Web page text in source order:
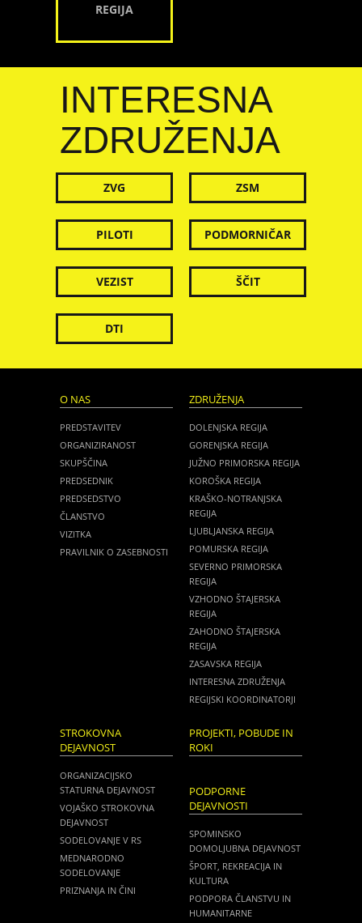
REGIJA
INTERESNA
ZDRUŽENJA
ZVG ZSM
PILOTI PODMORNIČAR
VEZIST ŠČIT
DTI
O NAS
PREDSTAVITEV
ORGANIZIRANOST
SKUPŠČINA
PREDSEDNIK
PREDSEDSTVO
ČLANSTVO
VIZITKA
PRAVILNIK O ZASEBNOSTI
ZDRUŽENJA
DOLENJSKA REGIJA
GORENJSKA REGIJA
JUŽNO PRIMORSKA REGIJA
KOROŠKA REGIJA
KRAŠKO-NOTRANJSKA
REGIJA
LJUBLJANSKA REGIJA
POMURSKA REGIJA
SEVERNO PRIMORSKA
REGIJA
VZHODNO ŠTAJERSKA
REGIJA
ZAHODNO ŠTAJERSKA
REGIJA
ZASAVSKA REGIJA
INTERESNA ZDRUŽENJA
REGIJSKI KOORDINATORJI
STROKOVNA
DEJAVNOST
ORGANIZACIJSKO
STATURNA DEJAVNOST
VOJAŠKO STROKOVNA
DEJAVNOST
SODELOVANJE V RS
MEDNARODNO
SODELOVANJE
PRIZNANJA IN ČINI
PROJEKTI, POBUDE IN
ROKI
PODPORNE
DEJAVNOSTI
SPOMINSKO
DOMOLJUBNA DEJAVNOST
ŠPORT, REKREACIJA IN
KULTURA
PODPORA ČLANSTVU IN
HUMANITARNE